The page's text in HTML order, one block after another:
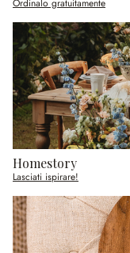
Ordinalo gratuitamente
Homestory
Lasciati ispirare!